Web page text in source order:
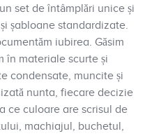
set de întâmplări unice și
șabloane standardizate.
iubirea. Găsim
în materiale scurte și
condensate, muncite și
nunta, fiecare decizie
ce culoare are scrisul de
machiajul, buchetul,